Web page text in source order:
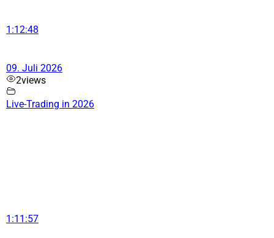
1:12:48
09. Juli 2026
2views
Live-Trading in 2026
1:11:57